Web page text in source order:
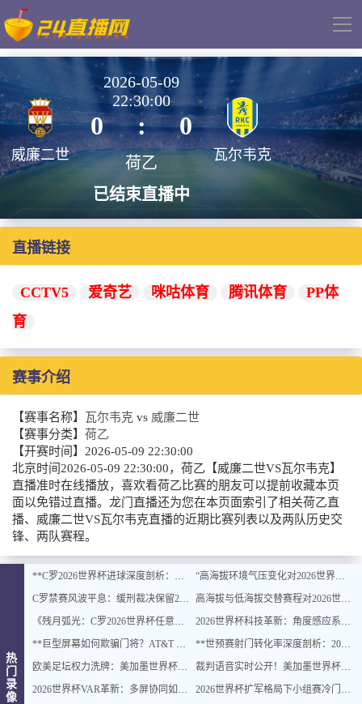
导
威廉二世
2026-05-09
22:30:00
0 : 0
荷乙
已结束直播中
瓦尔韦克
直播链接
CCTV5 爱奇艺 咪咕体育 腾讯体育
PP体
育
赛事介绍
【赛事名称】 瓦尔韦克 vs 威廉二世
【赛事分类】 荷乙
【开赛时间】 2026-05-09 22:30:00
北京时间2026-05-09 22:30:00，荷乙【威廉二世VS瓦尔韦克】
直播准时在线播放，喜欢看荷乙比赛的朋友可以提前收藏本页
面以免错过直播。龙门直播还为您在本页面索引了相关荷乙直
播、威廉二世VS瓦尔韦克直播的近期比赛列表以及两队历史交
锋、两队赛程。
热
门
录
像
**C罗2026世界杯进球深度剖析：传奇不老，巅峰绝杀**
C罗禁赛风波平息：缓刑裁决保留2026世界杯希望
《残月弧光：C罗2026世界杯任意球绝杀封神记》
**巨型屏幕如何欺骗门将？AT&T Stadium视觉陷阱与判断偏差深度揭秘**
欧美足坛权力洗牌：美加墨世界杯16强东西欧席位新格局
2026世界杯VAR革新：多屏协同如何重塑判罚逻辑与规则边界
“高海拔环境气压变化对2026世界杯远射弹道的自适应修正建模研究”
高海拔与低海拔交替赛程对2026世界杯球员血氧饱和度影响的动态追踪分析
2026世界杯科技革新：角度感应系统首次嵌入智能边裁
**世预赛射门转化率深度剖析：2026世界杯出线概率测算**
裁判语音实时公开！美加墨世界杯测试VAR越位判定新规
2026世界杯扩军格局下小组赛冷门概率的模型重建与风险动态评估